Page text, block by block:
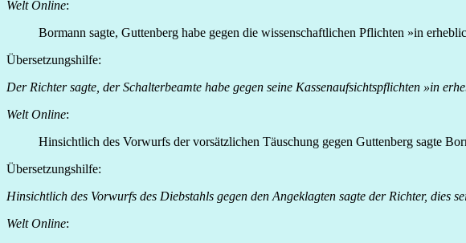
Welt Online:
Bormann sagte, Guttenberg habe gegen die wissenschaftlichen Pflichten »in
Übersetzungshilfe:
Der Richter sagte, der Schalterbeamte habe gegen seine Kassenaufsichtspflichten »in
Welt Online:
Hinsichtlich des Vorwurfs der vorsätzlichen Täuschung gegen Guttenberg sagte
Übersetzungshilfe:
Hinsichtlich des Vorwurfs des Diebstahls gegen den Angeklagten sagte der Richter, dies
Welt Online: